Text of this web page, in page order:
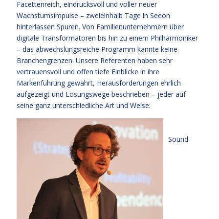
Facettenreich, eindrucksvoll und voller neuer
Wachstumsimpulse – zweieinhalb Tage in Seeon
hinterlassen Spuren. Von Familienunternehmern über
digitale Transformatoren bis hin zu einem Philharmoniker
– das abwechslungsreiche Programm kannte keine
Branchengrenzen. Unsere Referenten haben sehr
vertrauensvoll und offen tiefe Einblicke in ihre
Markenführung gewährt, Herausforderungen ehrlich
aufgezeigt und Lösungswege beschrieben – jeder auf
seine ganz unterschiedliche Art und Weise:
Sound-